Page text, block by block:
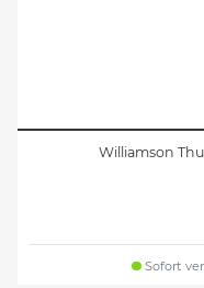
Williamson
Sofort